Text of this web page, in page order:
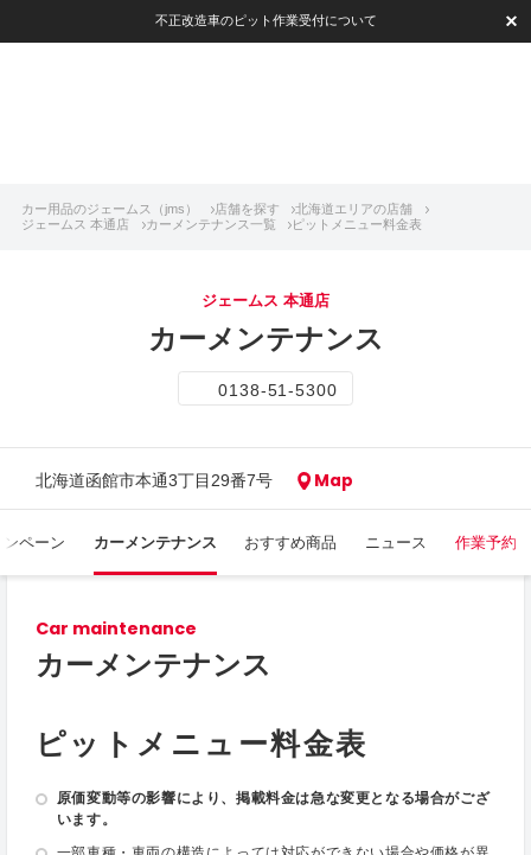
不正改造車のピット作業受付について
カー用品のジェームス（jms） 店舗を探す
北海道エリアの店舗
ジェームス 本通店
カーメンテナンス一覧 ピットメニュー料金表
ジェームス 本通店
カーメンテナンス
0138-51-5300
北海道函館市本通3丁目29番7号 Map
ペーン カーメンテナンス おすすめ商品 ニュース 作業予約
Car maintenance
カーメンテナンス
ピットメニュー料金表
原価変動等の影響により、掲載料金は急な変更となる場合がござ
います。